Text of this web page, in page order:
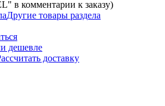
в комментарии к заказу)
Другие товары раздела
дешевле
доставку